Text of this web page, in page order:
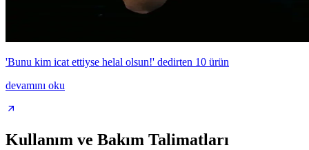
'Bunu kim icat ettiyse helal olsun!' dedirten 10 ürün
devamını oku
Kullanım ve Bakım Talimatları